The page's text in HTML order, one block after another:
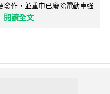
發作，並重申已廢除電動車強
閱讀全文